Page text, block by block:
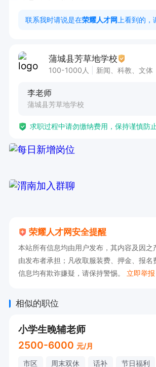
联系我时请说是在荣耀人才网 上看到的，
蒲城县芳草地学校
100-1000人 新闻、科教、文体
李老师
蒲城县芳草地学校
求职过程中请勿缴纳费用，保持谨慎防
荣耀人才网安全提醒
本站所有信息均由用户发布，其内容及因之
由发布者承担；凡收取服装费、押金、报名
信息均有欺诈嫌疑，请保持警惕。 立即举
相似的职位
小学生晚辅老师
2500-6000 元/月
市区 周末双休 话补 节日福利